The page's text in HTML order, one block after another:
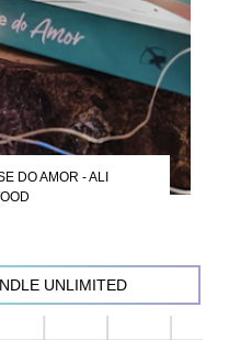
DO AMOR - ALI
UNLIMITED